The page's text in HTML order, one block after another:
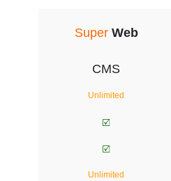
SuperWeb
CMS
Unlimited
Unlimited